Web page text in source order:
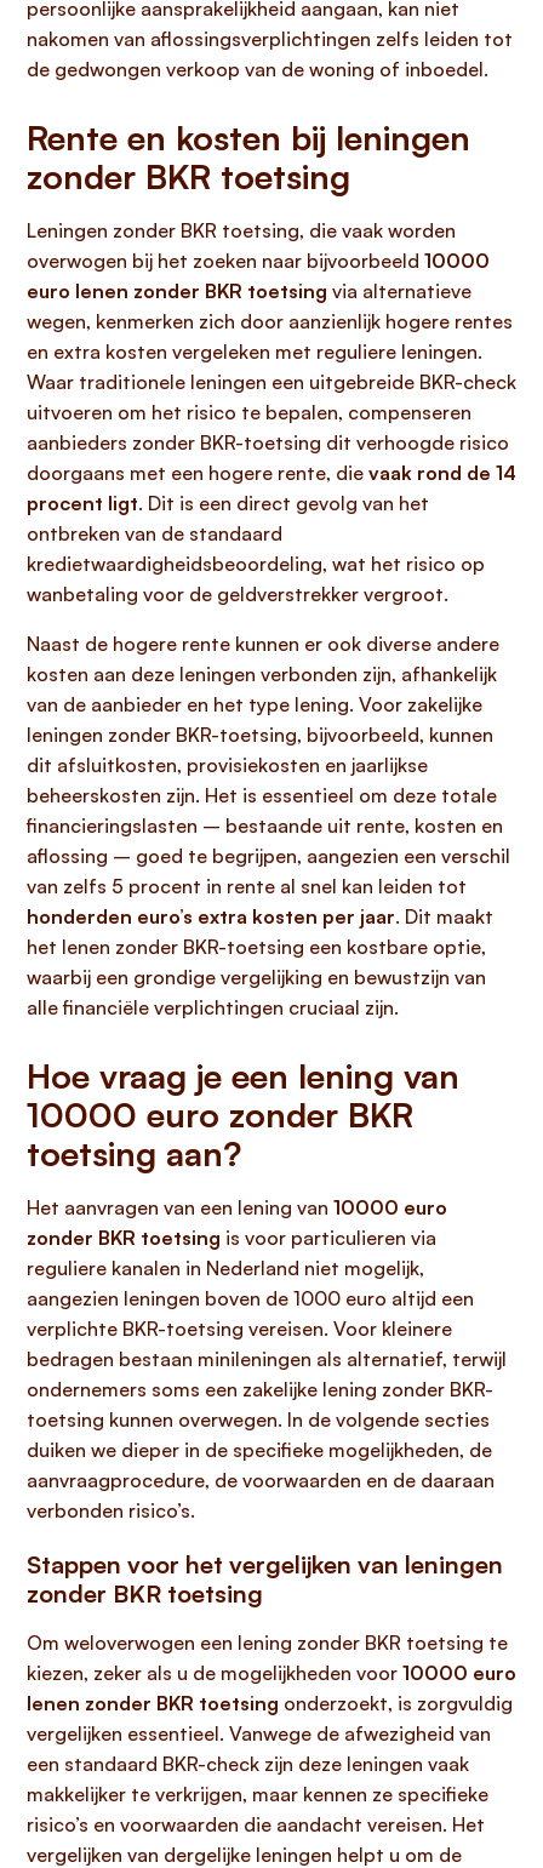
persoonlijke aansprakelijkheid aangaan, kan niet
nakomen van aflossingsverplichtingen zelfs leiden tot
de gedwongen verkoop van de woning of inboedel.
Rente en kosten bij leningen
zonder BKR toetsing
Leningen zonder BKR toetsing, die vaak worden
overwogen bij het zoeken naar bijvoorbeeld 10000
euro lenen zonder BKR toetsing via alternatieve
wegen, kenmerken zich door aanzienlijk hogere rentes
en extra kosten vergeleken met reguliere leningen.
Waar traditionele leningen een uitgebreide BKR-check
uitvoeren om het risico te bepalen, compenseren
aanbieders zonder BKR-toetsing dit verhoogde risico
doorgaans met een hogere rente, die vaak rond de 14
procent ligt. Dit is een direct gevolg van het
ontbreken van de standaard
kredietwaardigheidsbeoordeling, wat het risico op
wanbetaling voor de geldverstrekker vergroot.
Naast de hogere rente kunnen er ook diverse andere
kosten aan deze leningen verbonden zijn, afhankelijk
van de aanbieder en het type lening. Voor zakelijke
leningen zonder BKR-toetsing, bijvoorbeeld, kunnen
dit afsluitkosten, provisiekosten en jaarlijkse
beheerskosten zijn. Het is essentieel om deze totale
financieringslasten – bestaande uit rente, kosten en
aflossing – goed te begrijpen, aangezien een verschil
van zelfs 5 procent in rente al snel kan leiden tot
honderden euro’s extra kosten per jaar. Dit maakt
het lenen zonder BKR-toetsing een kostbare optie,
waarbij een grondige vergelijking en bewustzijn van
alle financiële verplichtingen cruciaal zijn.
Hoe vraag je een lening van
10000 euro zonder BKR
toetsing aan?
Het aanvragen van een lening van 10000 euro
zonder BKR toetsing is voor particulieren via
reguliere kanalen in Nederland niet mogelijk,
aangezien leningen boven de 1000 euro altijd een
verplichte BKR-toetsing vereisen. Voor kleinere
bedragen bestaan minileningen als alternatief, terwijl
ondernemers soms een zakelijke lening zonder BKR-
toetsing kunnen overwegen. In de volgende secties
duiken we dieper in de specifieke mogelijkheden, de
aanvraagprocedure, de voorwaarden en de daaraan
verbonden risico’s.
Stappen voor het vergelijken van leningen
zonder BKR toetsing
Om weloverwogen een lening zonder BKR toetsing te
kiezen, zeker als u de mogelijkheden voor 10000 euro
lenen zonder BKR toetsing onderzoekt, is zorgvuldig
vergelijken essentieel. Vanwege de afwezigheid van
een standaard BKR-check zijn deze leningen vaak
makkelijker te verkrijgen, maar kennen ze specifieke
risico’s en voorwaarden die aandacht vereisen. Het
vergelijken van dergelijke leningen helpt u om de